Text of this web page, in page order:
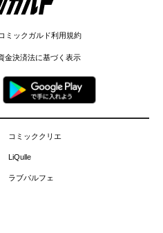
コミックガルド利用規約
金決済法に基づく表示
コミッククリエ
LiQulle
ラブパルフェ